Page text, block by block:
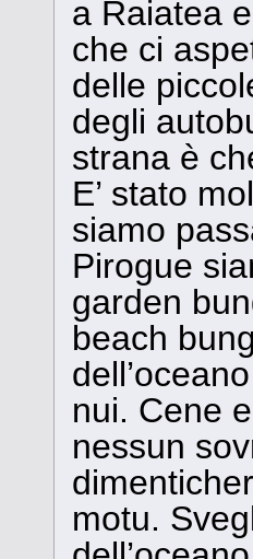
a Raiatea
che ci
delle
degli
strana è
E’ stato
siamo
Pirogue
garden
beach
nui. Cene
nessun
motu.